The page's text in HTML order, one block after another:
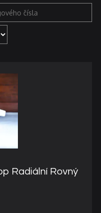
Radiální Rovný